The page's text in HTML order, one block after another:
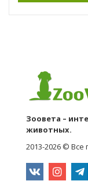
Зоовета –
животных.
2013-2026 ©